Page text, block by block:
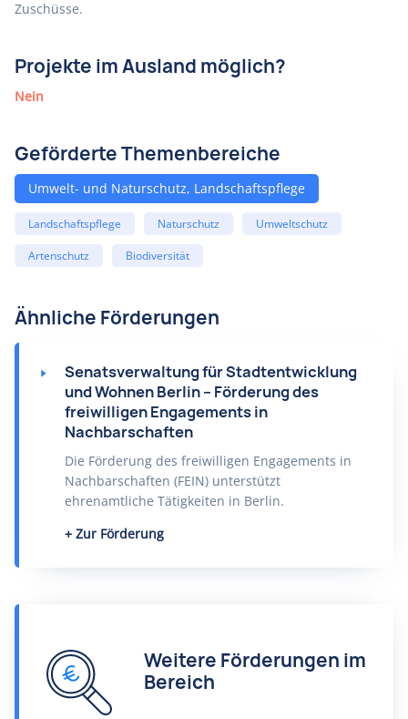
Zuschüsse.
Projekte im Ausland möglich?
Nein
Geförderte Themenbereiche
Umwelt- und Naturschutz, Landschaftspflege
Landschaftspflege Naturschutz Umweltschutz
Artenschutz Biodiversität
Ähnliche Förderungen
Senatsverwaltung für Stadtentwicklung
und Wohnen Berlin – Förderung des
freiwilligen Engagements in
Nachbarschaften
Die Förderung des freiwilligen Engagements in
Nachbarschaften (FEIN) unterstützt
ehrenamtliche Tätigkeiten in Berlin.
Zur Förderung
Weitere Förderungen im
Bereich